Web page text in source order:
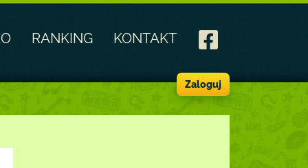
RANKING KONTAKT
Zaloguj